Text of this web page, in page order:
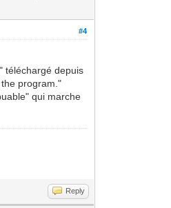
#4
téléchargé depuis
program."
qui marche
Reply